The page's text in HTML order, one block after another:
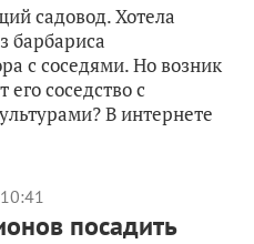
садовод. Хотела
барбариса
с соседями. Но возник
соседство с
В интернете
посадить